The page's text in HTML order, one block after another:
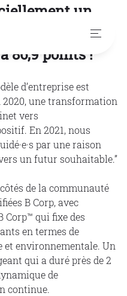
un
B Corp
86,9 points !
d’entreprise est
2020, une transformation
vers
En 2021, nous
par une raison
un futur souhaitable.”
de la communauté
B Corp, avec
Corp™ qui fixe des
en termes de
et environnementale. Un
qui a duré près de 2
de
continue.